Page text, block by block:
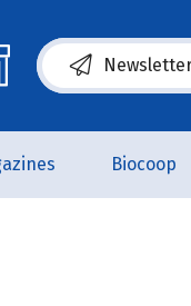
(s’ouvre dans
Biocoop